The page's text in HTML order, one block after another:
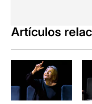
Artículos